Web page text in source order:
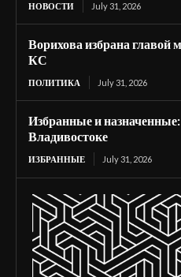
НОВОСТИ July 31, 2026
Ворихова избрана главой
КС
ПОЛИТИКА July 31, 2026
Избранные и
Владивостоке
ИЗБРАННЫЕ July 31, 2026